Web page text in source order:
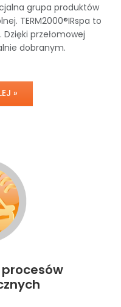
grupa produktów
TERM2000®IRspa to
przełomowej
dobranym.
»